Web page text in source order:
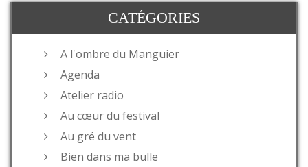
CATÉGORIES
A l'ombre du Manguier
Agenda
Atelier radio
Au cœur du festival
Au gré du vent
Bien dans ma bulle